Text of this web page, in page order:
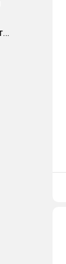
Ночной музпостинг